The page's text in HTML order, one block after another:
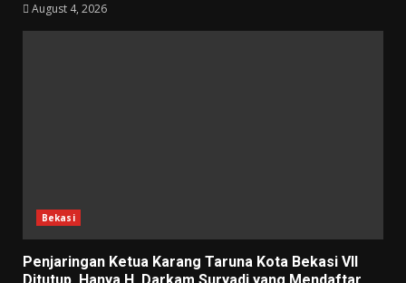
August 4, 2026
Bekasi
Penjaringan Ketua Karang Taruna Kota Bekasi VII